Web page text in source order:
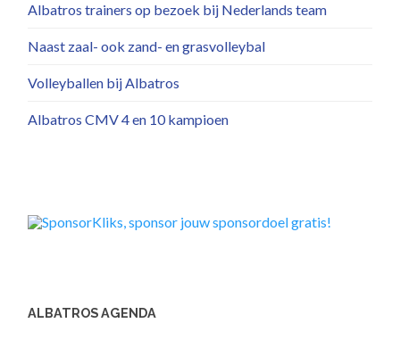
Albatros trainers op bezoek bij Nederlands team
Naast zaal- ook zand- en grasvolleybal
Volleyballen bij Albatros
Albatros CMV 4 en 10 kampioen
ALBATROS AGENDA